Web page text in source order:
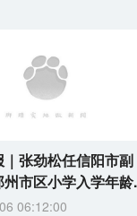
｜张劲松任信阳市副
市区小学入学年龄
06:12:00